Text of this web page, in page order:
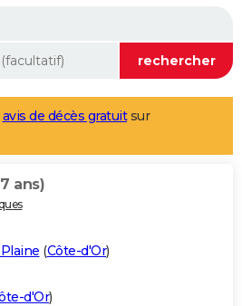
avis de décès gratuitsur
ans)
(Côte-d'Or)
d'Or)